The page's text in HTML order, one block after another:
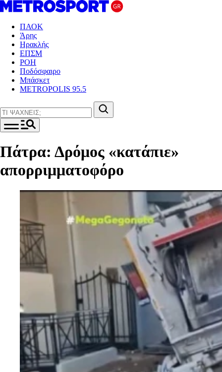
ΠΑΟΚ
Άρης
Ηρακλής
ΕΠΣΜ
ΡΟΗ
Ποδόσφαιρο
Μπάσκετ
METROPOLIS 95.5
Πάτρα: Δρόμος «κατάπιε»
απορριμματοφόρο